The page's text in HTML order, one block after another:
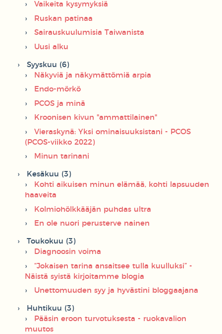
Vaikeita kysymyksiä
Ruskan patinaa
Sairauskuulumisia Taiwanista
Uusi alku
Syyskuu (6)
Näkyviä ja näkymättömiä arpia
Endo-mörkö
PCOS ja minä
Kroonisen kivun "ammattilainen"
Vieraskynä: Yksi ominaisuuksistani - PCOS
(PCOS-viikko 2022)
Minun tarinani
Kesäkuu (3)
Kohti aikuisen minun elämää, kohti lapsuuden
haaveita
Kolmiohölkkääjän puhdas ultra
En ole nuori perusterve nainen
Toukokuu (3)
Diagnoosin voima
“Jokaisen tarina ansaitsee tulla kuulluksi” -
Näistä syistä kirjoitamme blogia
Unettomuuden syy ja hyvästini bloggaajana
Huhtikuu (3)
Pääsin eroon turvotuksesta - ruokavalion
muutos